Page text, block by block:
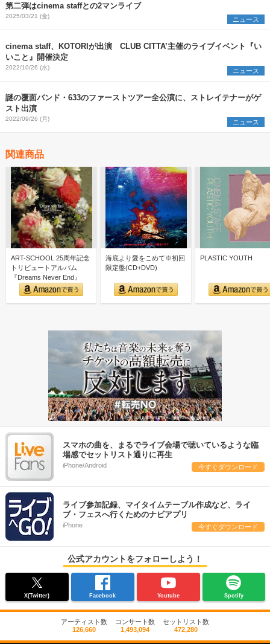
第二弾はcinema staffとの2マンライブ
2025/03/21 (金) ニュース
cinema staff、KOTORIが出演 CLUB CITTA’主催のライブイベント『い
いこと』開催決定
2022/10/26 (水) ニュース
謎の覆面バンド・633のファーストツアー全公演に、ストレイテナーがゲ
スト出演
2022/09/26 (月) ニュース
関連商品
ART-SCHOOL 25周年記念
トリビュートアルバム
『Dreams Never End』
海底より愛をこめて※初回
限定盤(CD+DVD)
PLASTIC YOUTH
スマホの曲を、まるでライブ会場で聴いているような臨
場感でセットリスト通りに再生
iPhone/Android 今すぐダウンロード
ライブ参加記録、マイタイムテーブル作成など、ライ
ブ・フェスへ行くためのナビアプリ
iPhone 今すぐダウンロード
公式アカウントをフォローしよう！
X(Twitter) Facebook Youtube Spotify
アーティスト数
126,660
コンサート数
1,493,094
セットリスト数
472,280